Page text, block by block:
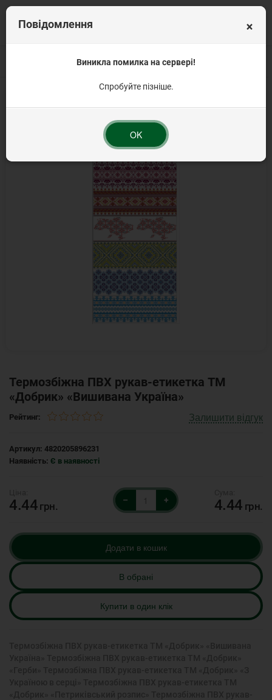
Продукція для Великодня Великодні самоклеючі та термо-
Термозбіжна ПВХ рукав-етикетка ТМ
«Добрик» «Вишивана Україна»
Рейтинг: Залишити відгук
Артикул: 4820205896231
Наявність: Є в наявності
4.44 грн.
– + 4.44 грн.
Додати в кошик
В обрані
Купити в один клік
×
Повідомлення
Виникла помилка на сервері!
Спробуйте пізніше.
OK